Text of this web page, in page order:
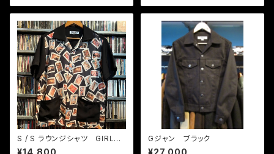
S / S ラウンジシャツ GIRLS
GIRLS GIRLS
¥14,800
Gジャン ブラック
¥27,000